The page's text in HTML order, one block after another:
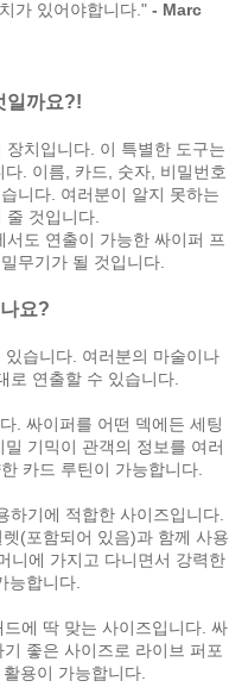
가 있어야합니다." - Marc
일까요?!
치입니다. 이 특별한 도구는
. 이름, 카드, 숫자, 비밀번호
니다. 여러분이 알지 못하는
것입니다.
도 연출이 가능한 싸이퍼 프
무기가 될 것입니다.
요?
습니다. 여러분의 마술이나
로 연출할 수 있습니다.
. 싸이퍼를 어떤 덱에든 세팅
기믹이 관객의 정보를 여러
카드 루틴이 가능합니다.
하기에 적합한 사이즈입니다.
(포함되어 있음)과 함께 사용
니에 가지고 다니면서 강력한
능합니다.
에 딱 맞는 사이즈입니다. 싸
좋은 사이즈로 라이브 퍼포
용이 가능합니다.